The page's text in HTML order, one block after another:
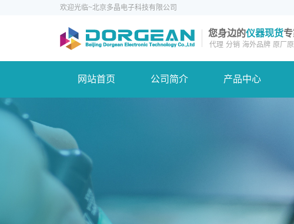
欢迎光临~北京多晶电子科技有限公司
您身边的仪器现货
代理 分销 海外品牌 原厂
网站首页 公司简介 产品中心